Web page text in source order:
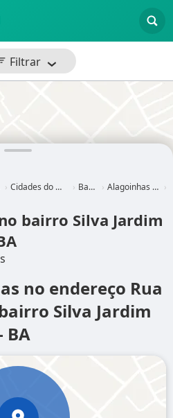
Filtrar
Cidades do Brasil Bahia Alagoinhas - BA
bairro Silva Jardim
no endereço Rua
Silva Jardim
BA